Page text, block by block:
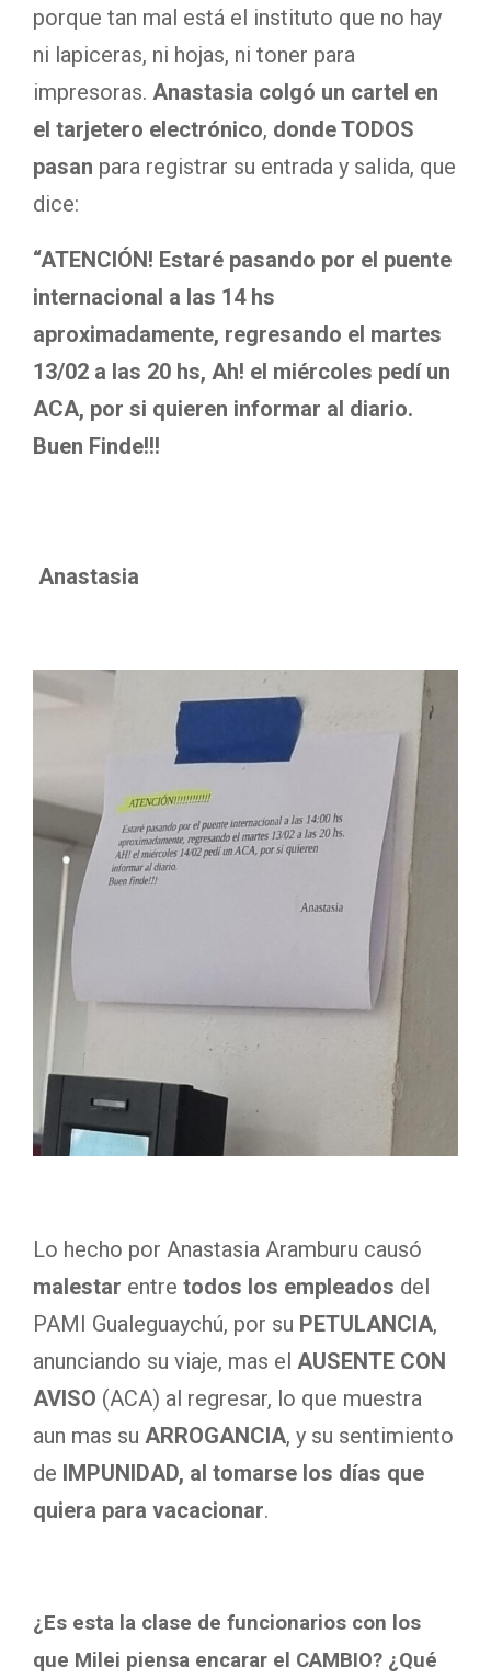
porque tan mal está el instituto que no hay
ni lapiceras, ni hojas, ni toner para
impresoras. Anastasia colgó un cartel en
el tarjetero electrónico, donde TODOS
pasan para registrar su entrada y salida, que
dice:
“ATENCIÓN! Estaré pasando por el puente
internacional a las 14 hs
aproximadamente, regresando el martes
13/02 a las 20 hs, Ah! el miércoles pedí un
ACA, por si quieren informar al diario.
Buen Finde!!!
Anastasia
Lo hecho por Anastasia Aramburu causó
malestar entre todos los empleados del
PAMI Gualeguaychú, por su PETULANCIA,
anunciando su viaje, mas el AUSENTE CON
AVISO (ACA) al regresar, lo que muestra
aun mas su ARROGANCIA, y su sentimiento
de IMPUNIDAD, al tomarse los días que
quiera para vacacionar.
¿Es esta la clase de funcionarios con los
que Milei piensa encarar el CAMBIO? ¿Qué